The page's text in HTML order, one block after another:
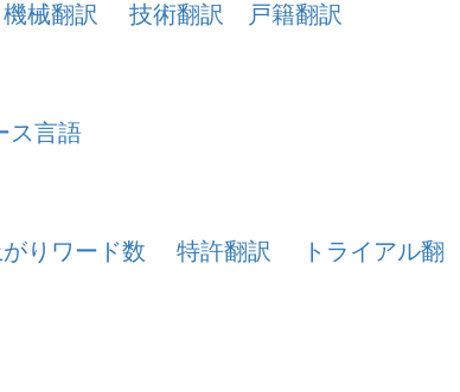
機械翻訳 技術翻訳 戸籍翻訳
ス言語
りワード数 特許翻訳
トライアル翻